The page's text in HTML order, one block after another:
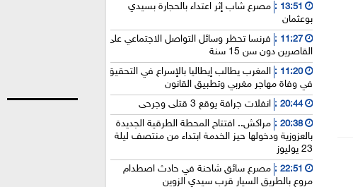
13:51 :
مصرع شاب إثر اعتداء بالحجارة بسيدي
بوعثمان
11:27 :
فرنسا تحظر وسائل التواصل الاجتماعي على
القاصرين دون سن 15 سنة
11:20 :
المغرب يطالب إيطاليا بالإسراع في التحقيق
في وفاة مهاجر مغربي وتطبيق القانون
20:44 : انفلات جرافة يوقع 3 قتلى وجرحى
20:38 :
مراكش.. افتتاح المحطة الطرقية الجديدة
بالعزوزية ودخولها حيز الخدمة ابتداء من منتصف ليلة
23 يوليوز
22:51 :
مصرع سائق شاحنة في حادث اصطدام
مروع بالطريق السيار قرب سيدي الزوين